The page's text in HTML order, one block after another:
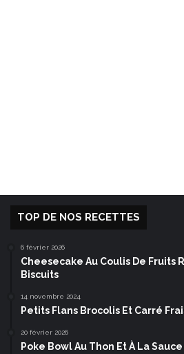
TOP DE NOS RECETTES
6 février 2026
Cheesecake Au Coulis De Fruits
Biscuits
14 novembre 2024
Petits Flans Brocolis Et Carré
20 février 2026
Poke Bowl Au Thon Et À La